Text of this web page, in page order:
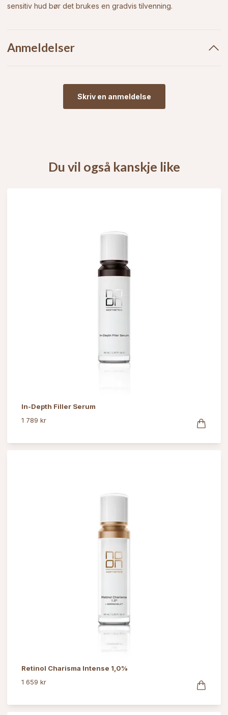
sensitiv hud bør det brukes en gradvis tilvenning.
Anmeldelser
Skriv en anmeldelse
Du vil også kanskje like
In-Depth Filler Serum
1 789 kr
Retinol Charisma Intense 1,0%
1 659 kr